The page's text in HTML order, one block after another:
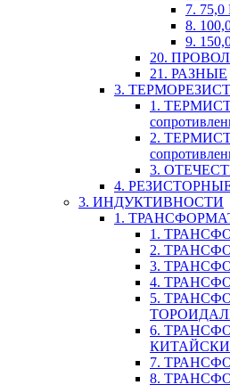
7.
8.
9.
20.
21. РАЗНЫЕ
3.
1.
2.
3.
4.
3. ИНДУКТИВНОСТИ
1.
1.
2.
3.
4.
5.
6.
7.
8.